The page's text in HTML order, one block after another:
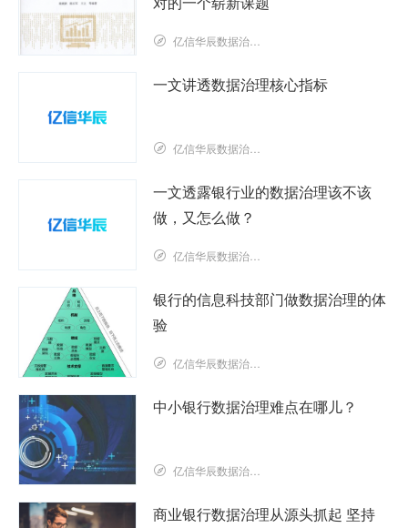
亿信华辰数据治理研究院
一文讲透数据治理核心指标
亿信华辰数据治理研究院
一文透露银行业的数据治理该不该
做，又怎么做？
亿信华辰数据治理研究院
银行的信息科技部门做数据治理的体
验
亿信华辰数据治理研究院
中小银行数据治理难点在哪儿？
亿信华辰数据治理研究院
商业银行数据治理从源头抓起 坚持